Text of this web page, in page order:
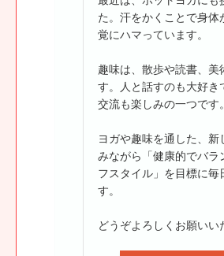
た。汗をかくことで身体
覚にハマっています。
趣味は、散歩や読書、美
す。人と話すのも大好き
交流も楽しみの一つです。
ヨガや趣味を通した、新
みながら「健康的でバラ
フスタイル」を目標に毎
す。
どうぞよろしくお願いい